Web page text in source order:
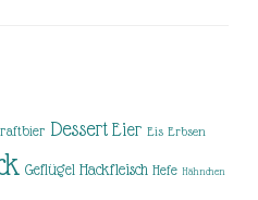
Dessert Eier Eis Erbsen
Geflügel Hackfleisch Hefe Hähnchen